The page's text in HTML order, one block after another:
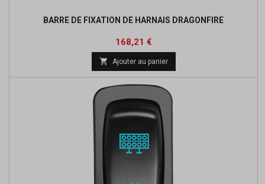
BARRE DE FIXATION DE HARNAIS DRAGONFIRE
Prix
168,21 €Prix
de
base
 Ajouter au panier